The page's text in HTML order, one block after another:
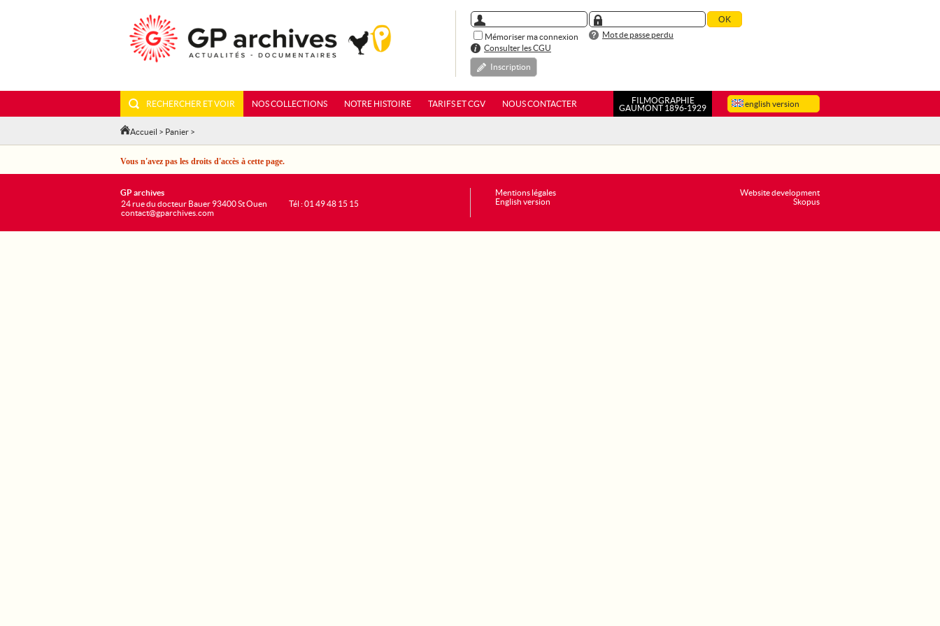
Mémoriser ma connexion
Mot de passe perdu
Consulter les CGU
Inscription
english version
RECHERCHER ET VOIR NOS COLLECTIONS NOTRE HISTOIRE TARIFS ET CGV NOUS CONTACTER
FILMOGRAPHIE
GAUMONT 1896-1929
Accueil > Panier >
Vous n'avez pas les droits d'accès à cette page.
Website development
Skopus
GP archives
24 rue du docteur Bauer 93400 St Ouen
contact@gparchives.com
Tél : 01 49 48 15 15
Mentions légales
English version